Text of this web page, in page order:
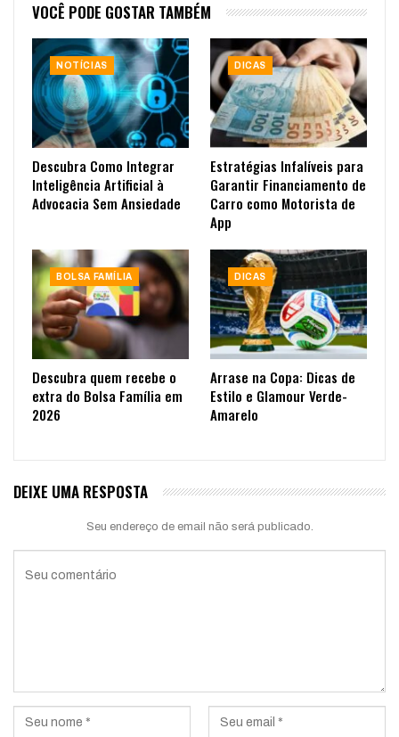
VOCÊ PODE GOSTAR TAMBÉM
NOTÍCIAS
Descubra Como Integrar
Inteligência Artificial à
Advocacia Sem Ansiedade
DICAS
Estratégias Infalíveis para
Garantir Financiamento de
Carro como Motorista de
App
BOLSA FAMÍLIA
Descubra quem recebe o
extra do Bolsa Família em
2026
DICAS
Arrase na Copa: Dicas de
Estilo e Glamour Verde-
Amarelo
DEIXE UMA RESPOSTA
Seu endereço de email não será publicado.